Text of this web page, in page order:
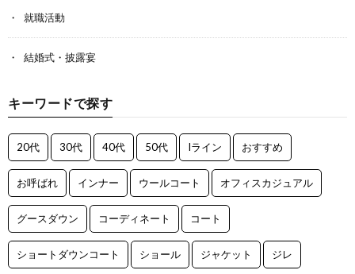
就職活動
結婚式・披露宴
キーワードで探す
20代 30代 40代 50代 Iライン おすすめ
お呼ばれ インナー ウールコート オフィスカジュアル
グースダウン コーディネート コート
ショートダウンコート ショール ジャケット ジレ